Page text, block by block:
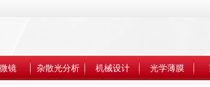
镜 杂散光分析 机械设计 光学薄膜